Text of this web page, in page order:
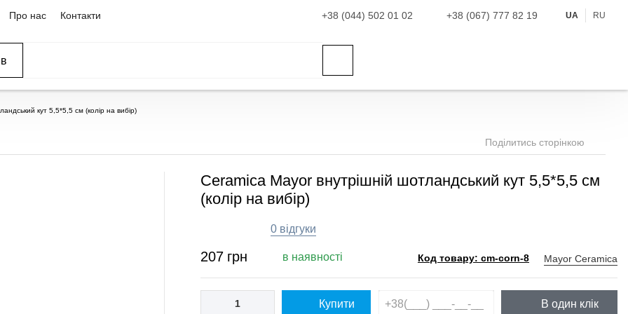
Про нас Контакти +38 (044) 502 01 02 +38 (067) 777 82 19 UA RU
кут 5,5*5,5 см (колір на вибір)
Поділитись сторінкою
Ceramica Mayor внутрішній шотландський кут 5,5*5,5 см
(колір на вибір)
0 відгуки
207 грн в наявності Код товару: cm-corn-8 Mayor Ceramica
Купити В один клік